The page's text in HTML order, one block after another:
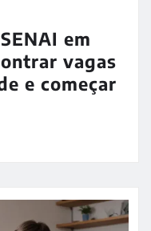
em
vagas
e começar